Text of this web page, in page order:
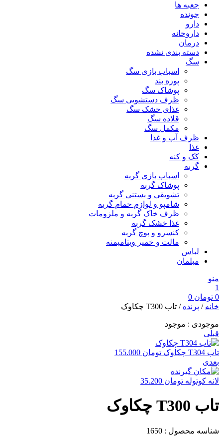
جعبه ها
جونده
دارو
داروخانه
درمان
دسته بندی نشده
سگ
اسباب بازی سگ
پوزه بند
پوشاک سگ
ظرف دستشویی سگ
غذای خشک سگ
قلاده سگ
مکمل سگ
ظرف آب و غذا
غذا
کک و کنه
گربه
اسباب بازی گربه
پوشاک گربه
تشویقی و بستنی گربه
شامپو و لوازم حمام گربه
ظرف خاک گربه و ملزومات
غذا خشک گربه
کنسرو و پوچ گربه
مالت و خمیر ویتامیمنه
لباس
مبلمان
منو
1
0 تومان
خانه / پرنده / تاب T300 چکاوک
موجودی : موجود
قبلی
تاب T304 چکاوک تومان
بعدی
لانه کوتوله تومان
تاب T300 چکاوک
شناسه محصول : 1650